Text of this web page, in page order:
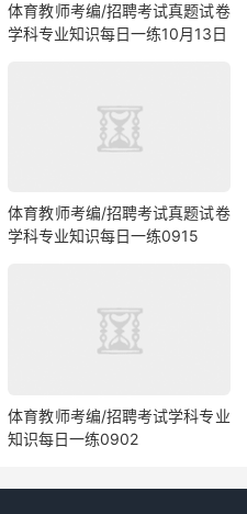
体育教师考编/招聘考试真题试卷
学科专业知识每日一练10月13日
体育教师考编/招聘考试真题试卷
学科专业知识每日一练0915
体育教师考编/招聘考试学科专业
知识每日一练0902